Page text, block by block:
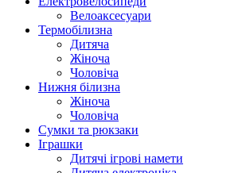
Велоаксесуари
Термобілизна
Дитяча
Жіноча
Чоловіча
Нижня білизна
Жіноча
Чоловіча
Сумки та рюкзаки
Іграшки
Дитячі ігрові намети